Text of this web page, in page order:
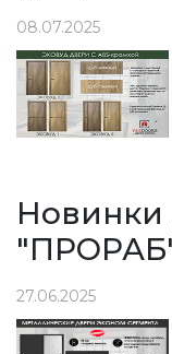
08.07.2025
27.06.2025